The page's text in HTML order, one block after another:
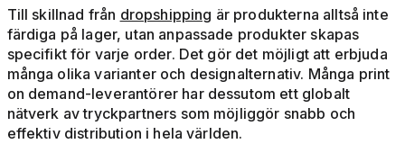
Till skillnad från dropshipping är produkterna alltså inte
färdiga på lager, utan anpassade produkter skapas
specifikt för varje order. Det gör det möjligt att erbjuda
många olika varianter och designalternativ. Många print
on demand-leverantörer har dessutom ett globalt
nätverk av tryckpartners som möjliggör snabb och
effektiv distribution i hela världen.